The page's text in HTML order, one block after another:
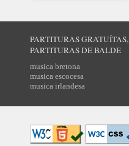
PARTITURAS GRATUÍTAS,
PARTITURAS DE BALDE
musica bretona
musica escocesa
musica irlandesa